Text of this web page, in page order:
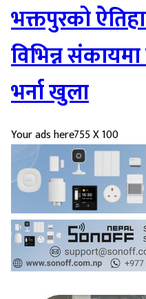
भक्तपुरको
विभिन्न
भर्ना खुला
Your ads here755 X 100